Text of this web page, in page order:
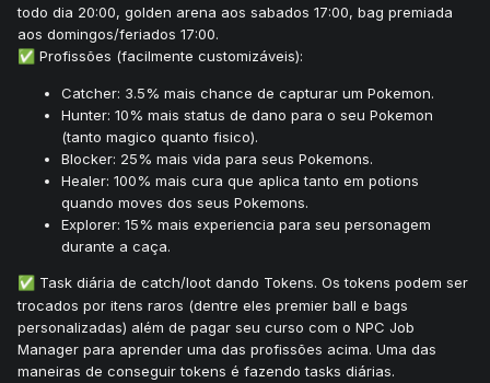
todo dia 20:00, golden arena aos sabados 17:00, bag premiada
aos domingos/feriados 17:00.
✅ Profissões (facilmente customizáveis):
Catcher: 3.5% mais chance de capturar um Pokemon.
Hunter: 10% mais status de dano para o seu Pokemon
(tanto magico quanto fisico).
Blocker: 25% mais vida para seus Pokemons.
Healer: 100% mais cura que aplica tanto em potions
quando moves dos seus Pokemons.
Explorer: 15% mais experiencia para seu personagem
durante a caça.
✅ Task diária de catch/loot dando Tokens. Os tokens podem ser
trocados por itens raros (dentre eles premier ball e bags
personalizadas) além de pagar seu curso com o NPC Job
Manager para aprender uma das profissões acima. Uma das
maneiras de conseguir tokens é fazendo tasks diárias.